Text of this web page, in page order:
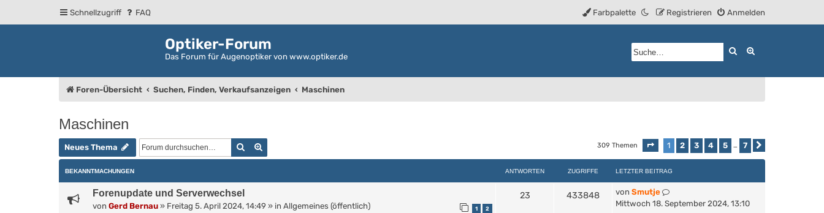
Schnellzugriff FAQ Anmelden
Registrieren
Farbpalette
Optiker-Forum
Das Forum für Augenoptiker von www.optiker.de
Suche
Foren-Übersicht Suchen, Finden, Verkaufsanzeigen Maschinen
Maschinen
Neues Thema Suche 309 Themen Seite 1von
1 2 3 4 5 … 7
BEKANNTMACHUNGEN ANTWORTEN ZUGRIFFE LETZTER BEITRAG
Forenupdate und Serverwechsel
von Gerd Bernau » Freitag 5. April 2024, 14:49 » in Allgemeines (öffentlich) 1 2
23 433848 von Smutje
Mittwoch 18. September 2024, 13:10